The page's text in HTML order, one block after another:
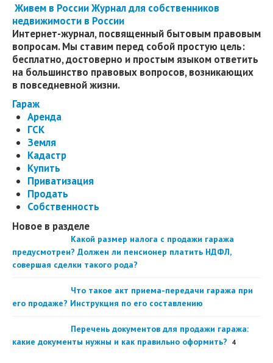
Живем в РоссииЖурнал для собственников
недвижимости в России
Интернет-журнал, посвященный бытовым правовым
вопросам. Мы ставим перед собой простую цель:
бесплатно, достоверно и простым языком ответить
на большинство правовых вопросов, возникающих
в повседневной жизни.
Гараж
Аренда
ГСК
Земля
Кадастр
Купить
Приватизация
Продать
Собственность
Новое в разделе
Какой размер налога с продажи гаража
предусмотрен? Должен ли пенсионер платить НДФЛ,
совершая сделки такого рода?
Что такое акт приема-передачи гаража при
его продаже? Инструкция по его составлению
Перечень документов для продажи гаража:
какие документы нужны и как правильно оформить?
4